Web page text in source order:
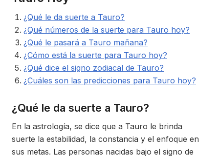
¿Qué le da suerte a Tauro?
¿Qué números de la suerte para Tauro hoy?
¿Qué le pasará a Tauro mañana?
¿Cómo está la suerte para Tauro hoy?
¿Qué dice el signo zodiacal de Tauro?
¿Cuáles son las predicciones para Tauro hoy?
¿Qué le da suerte a Tauro?
En la astrología, se dice que a Tauro le brinda
suerte la estabilidad, la constancia y el enfoque en
sus metas. Las personas nacidas bajo el signo de